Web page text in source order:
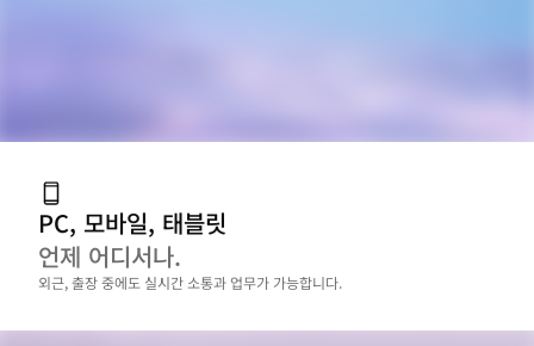
PC, 모바일, 태블릿
언제 어디서나.
외근, 출장 중에도 실시간 소통과 업무가 가능합니다.